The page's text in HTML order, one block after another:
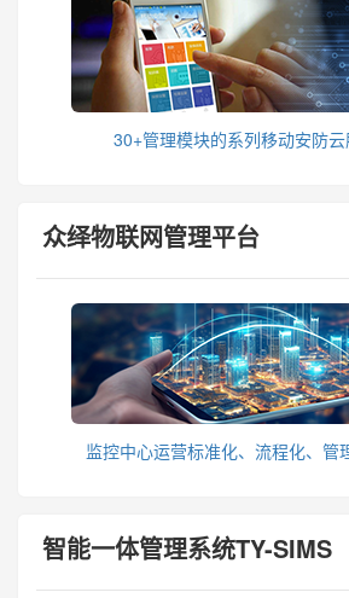
30+管理模块的系列移动安防
众绎物联网管理平台
监控中心运营标准化、流程化、管
智能一体管理系统TY-SIMS